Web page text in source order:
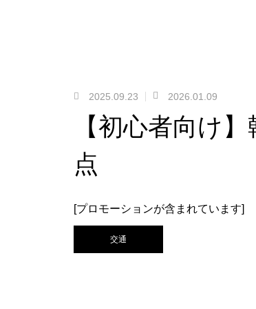
2025.09.23 2026.01.09
【初心者向け
点
[プロモーションが含まれています]
交通